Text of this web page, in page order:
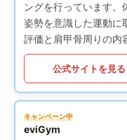
ングを行っています。
姿勢を意識した運動に
評価と肩甲骨周りの内
公式サイトを見る
キャンペーン中
eviGym